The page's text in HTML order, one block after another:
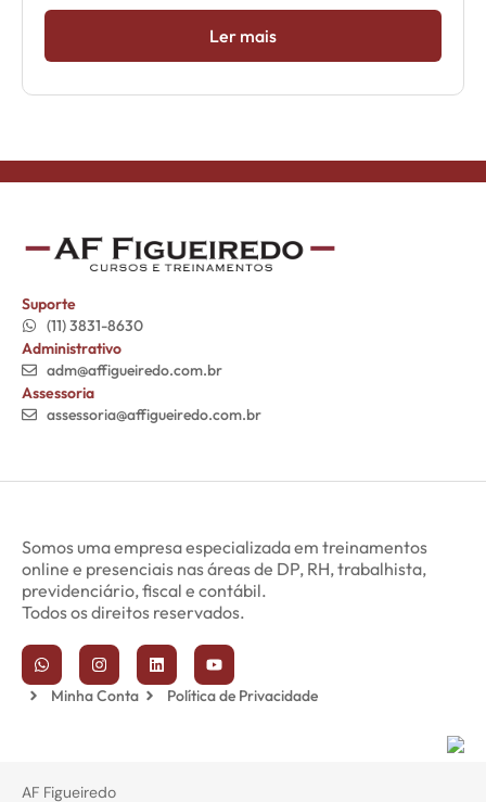
Ler mais
Suporte
(11) 3831-8630
Administrativo
adm@affigueiredo.com.br
Assessoria
assessoria@affigueiredo.com.br
Somos uma empresa especializada em treinamentos
online e presenciais nas áreas de DP, RH, trabalhista,
previdenciário, fiscal e contábil.
Todos os direitos reservados.
Minha Conta Política de Privacidade
AF Figueiredo